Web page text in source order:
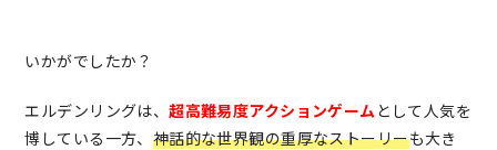
いかがでしたか？
エルデンリングは、超高難易度アクションゲーム として人気を
博している一方、 神話的な世界観の重厚なストーリーも大き